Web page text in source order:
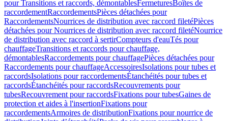
pour Transitions et raccords, démontablesFermeturesBoîtes de
raccordementRaccordementsPièces détachées pour
RaccordementsNourrices de distribution avec raccord filetéPièces
détachées pour Nourrices de distribution avec raccord filetéNourrice
de distribution avec raccord à sertirCompteurs d'eauTés pour
chauffageTransitions et raccords pour chauffage,
démontablesRaccordements pour chauffagePièces détachées pour
Raccordements pour chauffageAccessoiresIsolations pour tubes et
raccordsIsolations pour raccordementsÉtanchéités pour tubes et
raccordsÉtanchéités pour raccordsRecouvrements pour
tubesRecouvrement pour raccordsFixations pour tubesGaines de
protection et aides à l'insertionFixations pour
raccordementsArmoires de distributionFixations pour nourrice de